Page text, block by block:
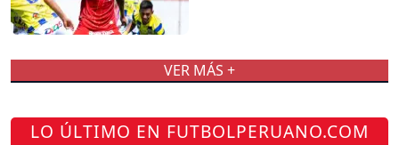
VER MÁS +
LO ÚLTIMO EN FUTBOLPERUANO.COM